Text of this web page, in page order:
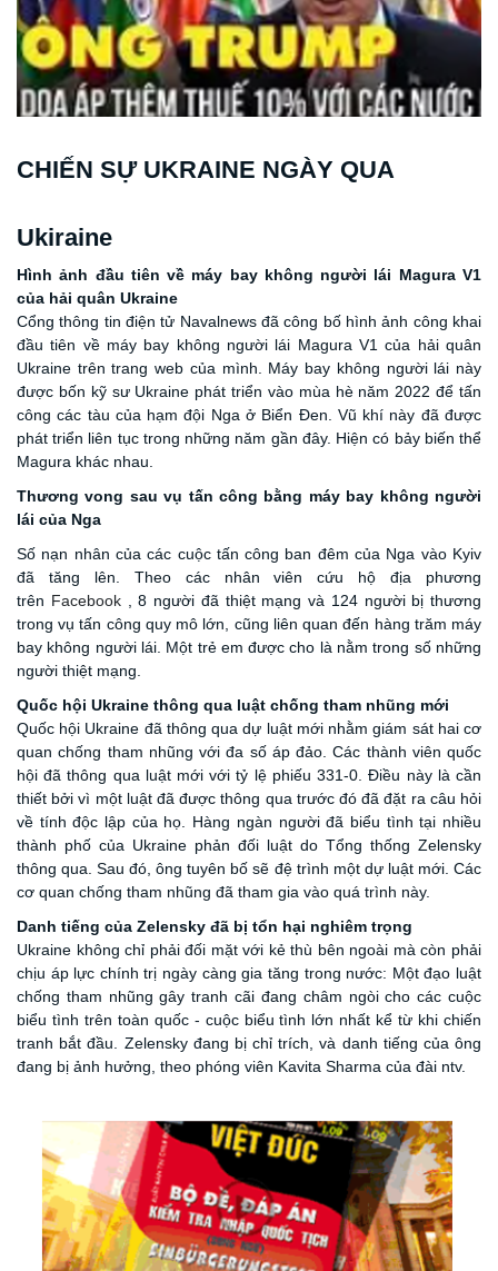
CHIẾN SỰ UKRAINE NGÀY QUA
Ukiraine
Hình ảnh đầu tiên về máy bay không người lái Magura V1
của hải quân Ukraine
Cổng thông tin điện tử Navalnews đã công bố hình ảnh công khai
đầu tiên về máy bay không người lái Magura V1 của hải quân
Ukraine trên trang web của mình. Máy bay không người lái này
được bốn kỹ sư Ukraine phát triển vào mùa hè năm 2022 để tấn
công các tàu của hạm đội Nga ở Biển Đen. Vũ khí này đã được
phát triển liên tục trong những năm gần đây. Hiện có bảy biến thể
Magura khác nhau.
Thương vong sau vụ tấn công bằng máy bay không người
lái của Nga
Số nạn nhân của các cuộc tấn công ban đêm của Nga vào Kyiv
đã tăng lên. Theo các nhân viên cứu hộ địa phương
trên Facebook, 8 người đã thiệt mạng và 124 người bị thương
trong vụ tấn công quy mô lớn, cũng liên quan đến hàng trăm máy
bay không người lái. Một trẻ em được cho là nằm trong số những
người thiệt mạng.
Quốc hội Ukraine thông qua luật chống tham nhũng mới
Quốc hội Ukraine đã thông qua dự luật mới nhằm giám sát hai cơ
quan chống tham nhũng với đa số áp đảo. Các thành viên quốc
hội đã thông qua luật mới với tỷ lệ phiếu 331-0. Điều này là cần
thiết bởi vì một luật đã được thông qua trước đó đã đặt ra câu hỏi
về tính độc lập của họ. Hàng ngàn người đã biểu tình tại nhiều
thành phố của Ukraine phản đối luật do Tổng thống Zelensky
thông qua. Sau đó, ông tuyên bố sẽ đệ trình một dự luật mới. Các
cơ quan chống tham nhũng đã tham gia vào quá trình này.
Danh tiếng của Zelensky đã bị tổn hại nghiêm trọng
Ukraine không chỉ phải đối mặt với kẻ thù bên ngoài mà còn phải
chịu áp lực chính trị ngày càng gia tăng trong nước: Một đạo luật
chống tham nhũng gây tranh cãi đang châm ngòi cho các cuộc
biểu tình trên toàn quốc - cuộc biểu tình lớn nhất kể từ khi chiến
tranh bắt đầu. Zelensky đang bị chỉ trích, và danh tiếng của ông
đang bị ảnh hưởng, theo phóng viên Kavita Sharma của đài ntv.